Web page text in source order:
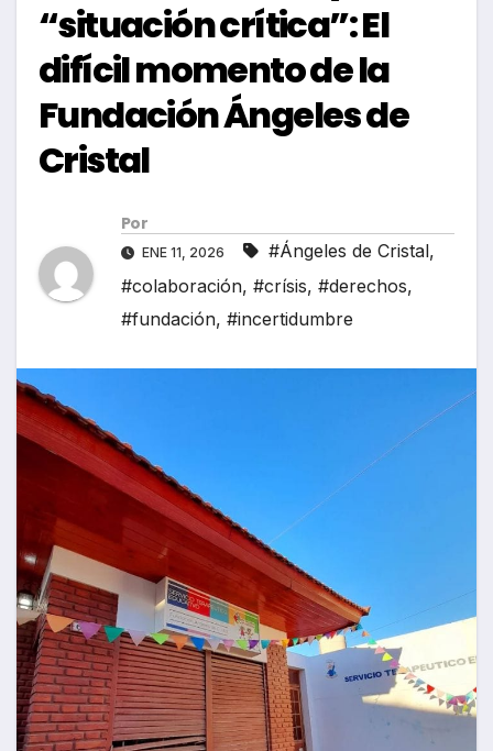
“situación crítica”: El
difícil momento de la
Fundación Ángeles de
Cristal
Por
ENE 11, 2026 #Ángeles de Cristal,
#colaboración, #crísis, #derechos,
#fundación, #incertidumbre